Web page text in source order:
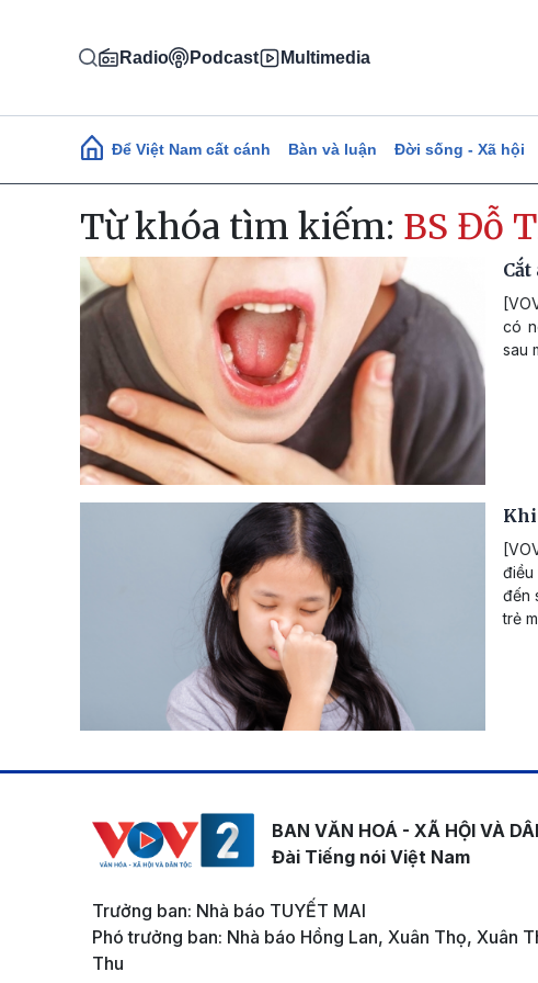
Radio Podcast Multimedia
Main navigation
Để Việt Nam cất cánh Bàn và luận Đời sống - Xã hội
Từ khóa tìm kiếm: BS Đỗ
có
sau
Khi
điều
đến
trẻ
BAN VĂN HOÁ - XÃ HỘI VÀ
Đài Tiếng nói Việt Nam
Trưởng ban: Nhà báo TUYẾT MAI
Phó trưởng ban: Nhà báo Hồng Lan, Xuân Thọ, Xuân
Thu